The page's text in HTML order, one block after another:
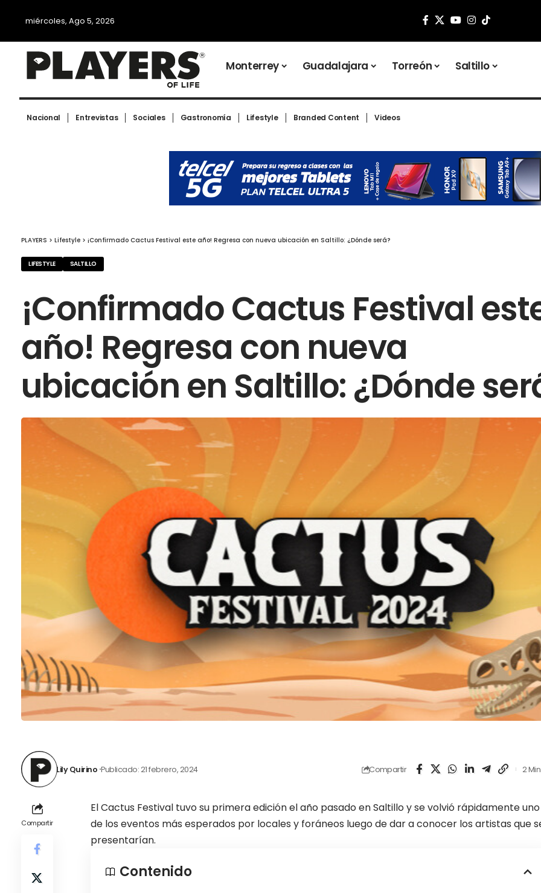
miércoles, Ago 5, 2026
Monterrey Guadalajara Torreón Saltillo
Nacional Entrevistas Sociales Gastronomía Lifestyle Branded Content Videos
PLAYERS > Lifestyle > ¡Confirmado Cactus Festival este año! Regresa con nueva ubicación en Saltillo: ¿Dónde será?
LIFESTYLE SALTILLO
¡Confirmado Cactus Festival
año! Regresa con nueva
ubicación en Saltillo: ¿Dónde
Lily Quirino Publicado: 21 febrero, 2024 Compartir 2
Compartir
El Cactus Festival tuvo su primera edición el año pasado en Saltillo y se volvió rápidamente uno
de los eventos más esperados por locales y foráneos luego de dar a conocer los artistas que
presentarían.
Contenido